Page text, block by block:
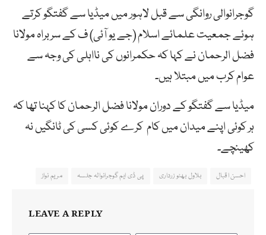
گوجرانوالی روانگی سے قبل لاہور میں میڈیا سے گفتگو کرتے
ہوئے جمعیت علمائے اسلام (جے یو آئی) ف کے سربراہ مولانا
فضل الرحمان نے کہا کہ حکمرانوں کی نااہلی کی وجہ سے
عوام کرب میں مبتلا ہیں۔
میڈیا سے گفتگو کے دوران مولانا فضل الرحمان کا کہنا تھا کہ
ہر کوئی اپنے میدان میں کام کرے کوئی کسی کی ٹانگیں نہ
کھینچے۔
احسن اقبال بلاول بھٹو زرداری پی ڈی ایم گوجرانوالہ جلسہ مریم نواز
LEAVE A REPLY